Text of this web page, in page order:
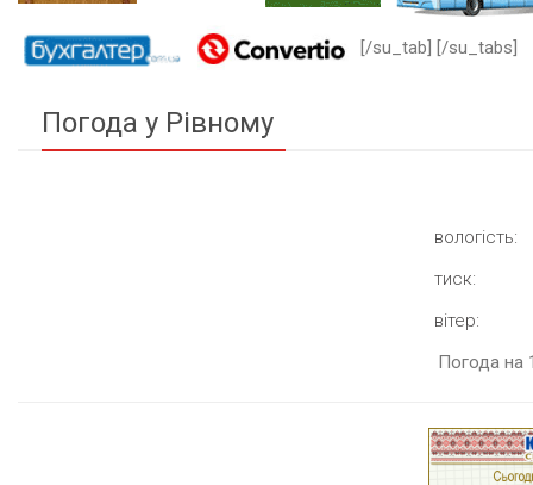
[/su_tab] [/su_tabs]
Погода у Рівному
вологість:
тиск:
вітер:
Погода на